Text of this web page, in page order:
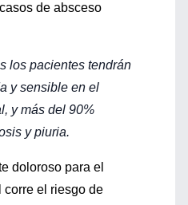
de absceso
los pacientes tendrán
y sensible en el
y más del 90%
y piuria.
doloroso para el
corre el riesgo de